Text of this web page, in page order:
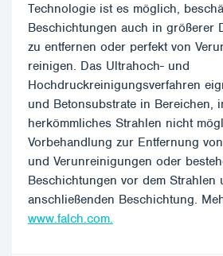
Technologie ist es möglich,
Beschichtungen auch in größerer
zu entfernen oder perfekt von
reinigen. Das Ultrahoch- und
Hochdruckreinigungsverfahren
und Betonsubstrate in Bereichen,
herkömmliches Strahlen nicht
Vorbehandlung zur Entfernung
und Verunreinigungen oder
Beschichtungen vor dem Strahlen
anschließenden Beschichtung.
www.falch.com.